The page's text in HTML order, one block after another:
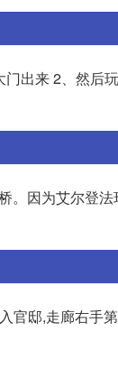
出来 2、然后
。因为艾尔登
官邸,走廊右手